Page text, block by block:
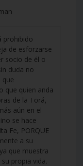
prohibido
de esforzarse
socio de él o
duda no
que
que quien anda
de la Torá,
aún en el
se hace
Fe, PORQUE
a su
que muestra
propia vida.